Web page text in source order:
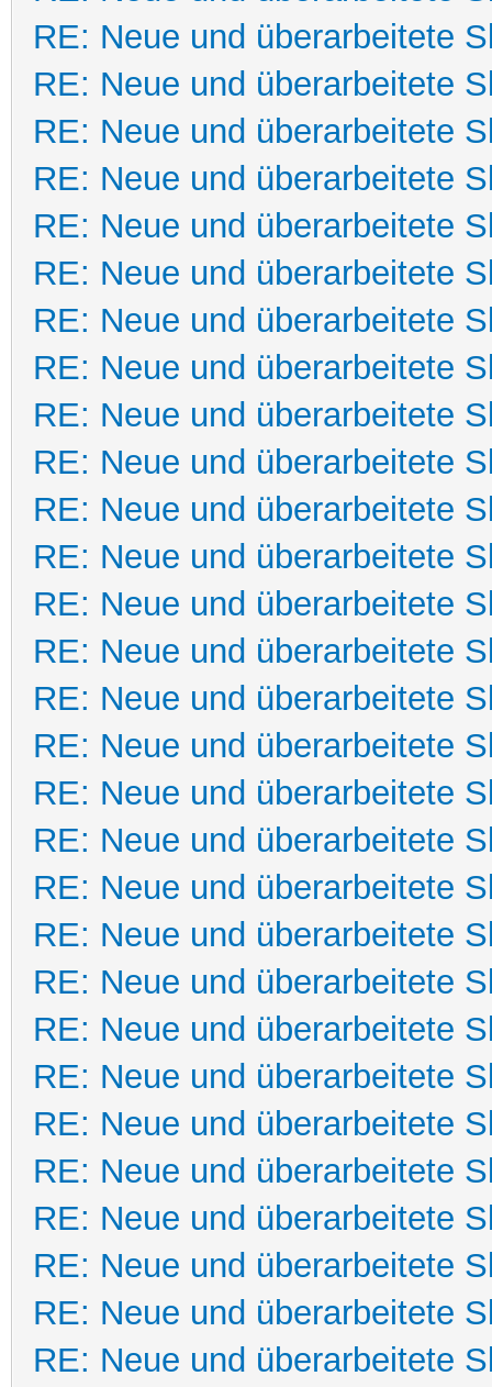
RE: Neue und überarbeitete
RE: Neue und überarbeitete
RE: Neue und überarbeitete
RE: Neue und überarbeitete
RE: Neue und überarbeitete
RE: Neue und überarbeitete
RE: Neue und überarbeitete
RE: Neue und überarbeitete
RE: Neue und überarbeitete
RE: Neue und überarbeitete
RE: Neue und überarbeitete
RE: Neue und überarbeitete
RE: Neue und überarbeitete
RE: Neue und überarbeitete
RE: Neue und überarbeitete
RE: Neue und überarbeitete
RE: Neue und überarbeitete
RE: Neue und überarbeitete
RE: Neue und überarbeitete
RE: Neue und überarbeitete
RE: Neue und überarbeitete
RE: Neue und überarbeitete
RE: Neue und überarbeitete
RE: Neue und überarbeitete
RE: Neue und überarbeitete
RE: Neue und überarbeitete
RE: Neue und überarbeitete
RE: Neue und überarbeitete
RE: Neue und überarbeitete